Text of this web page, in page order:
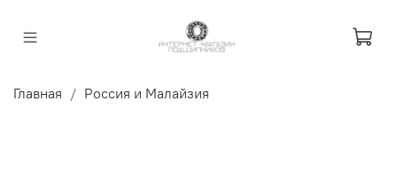
Главная Россия и Малайзия